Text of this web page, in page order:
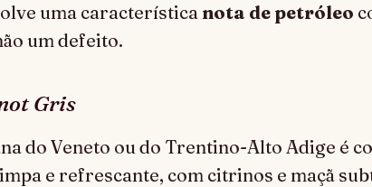
uma característica nota de petróleo
um defeito.
Gris
do Veneto ou do Trentino-Alto Adige é
e refrescante, com citrinos e maçã